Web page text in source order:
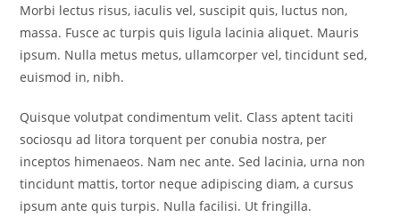
Morbi lectus risus, iaculis vel, suscipit quis, luctus non,
massa. Fusce ac turpis quis ligula lacinia aliquet. Mauris
ipsum. Nulla metus metus, ullamcorper vel, tincidunt sed,
euismod in, nibh.
Quisque volutpat condimentum velit. Class aptent taciti
sociosqu ad litora torquent per conubia nostra, per
inceptos himenaeos. Nam nec ante. Sed lacinia, urna non
tincidunt mattis, tortor neque adipiscing diam, a cursus
ipsum ante quis turpis. Nulla facilisi. Ut fringilla.